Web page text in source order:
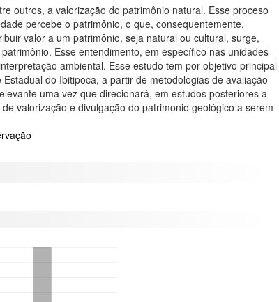
outros, a valorização do patrimônio natural. Esse proceso
percebe o patrimônio, o que, consequentemente,
valor a um patrimônio, seja natural ou cultural, surge,
Esse entendimento, em específico nas unidades
ambiental. Esse estudo tem por objetivo principal
do Ibitipoca, a partir de metodologias de avaliação
uma vez que direcionará, em estudos posteriores a
valorização e divulgação do patrimonio geológico a serem